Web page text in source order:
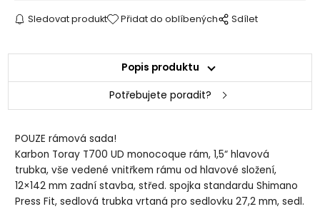
Sledovat produkt Přidat do oblíbených Sdílet
Popis produktu
Potřebujete poradit?
POUZE rámová sada!
Karbon Toray T700 UD monocoque rám, 1,5“ hlavová
trubka, vše vedené vnitřkem rámu od hlavové složení,
12×142 mm zadní stavba, střed. spojka standardu Shimano
Press Fit, sedlová trubka vrtaná pro sedlovku 27,2 mm, sedl.